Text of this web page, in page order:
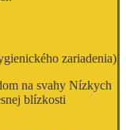
zariadenia)
na svahy Nízkych
blízkosti